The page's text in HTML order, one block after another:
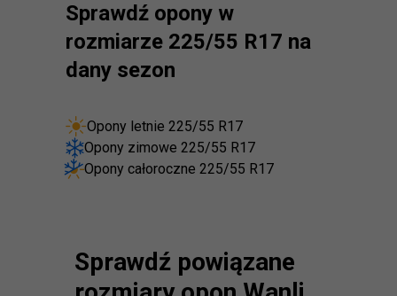
Sprawdź opony w
rozmiarze 225/55 R17 na
dany sezon
Opony letnie 225/55 R17
Opony zimowe 225/55 R17
Opony całoroczne 225/55 R17
Sprawdź powiązane